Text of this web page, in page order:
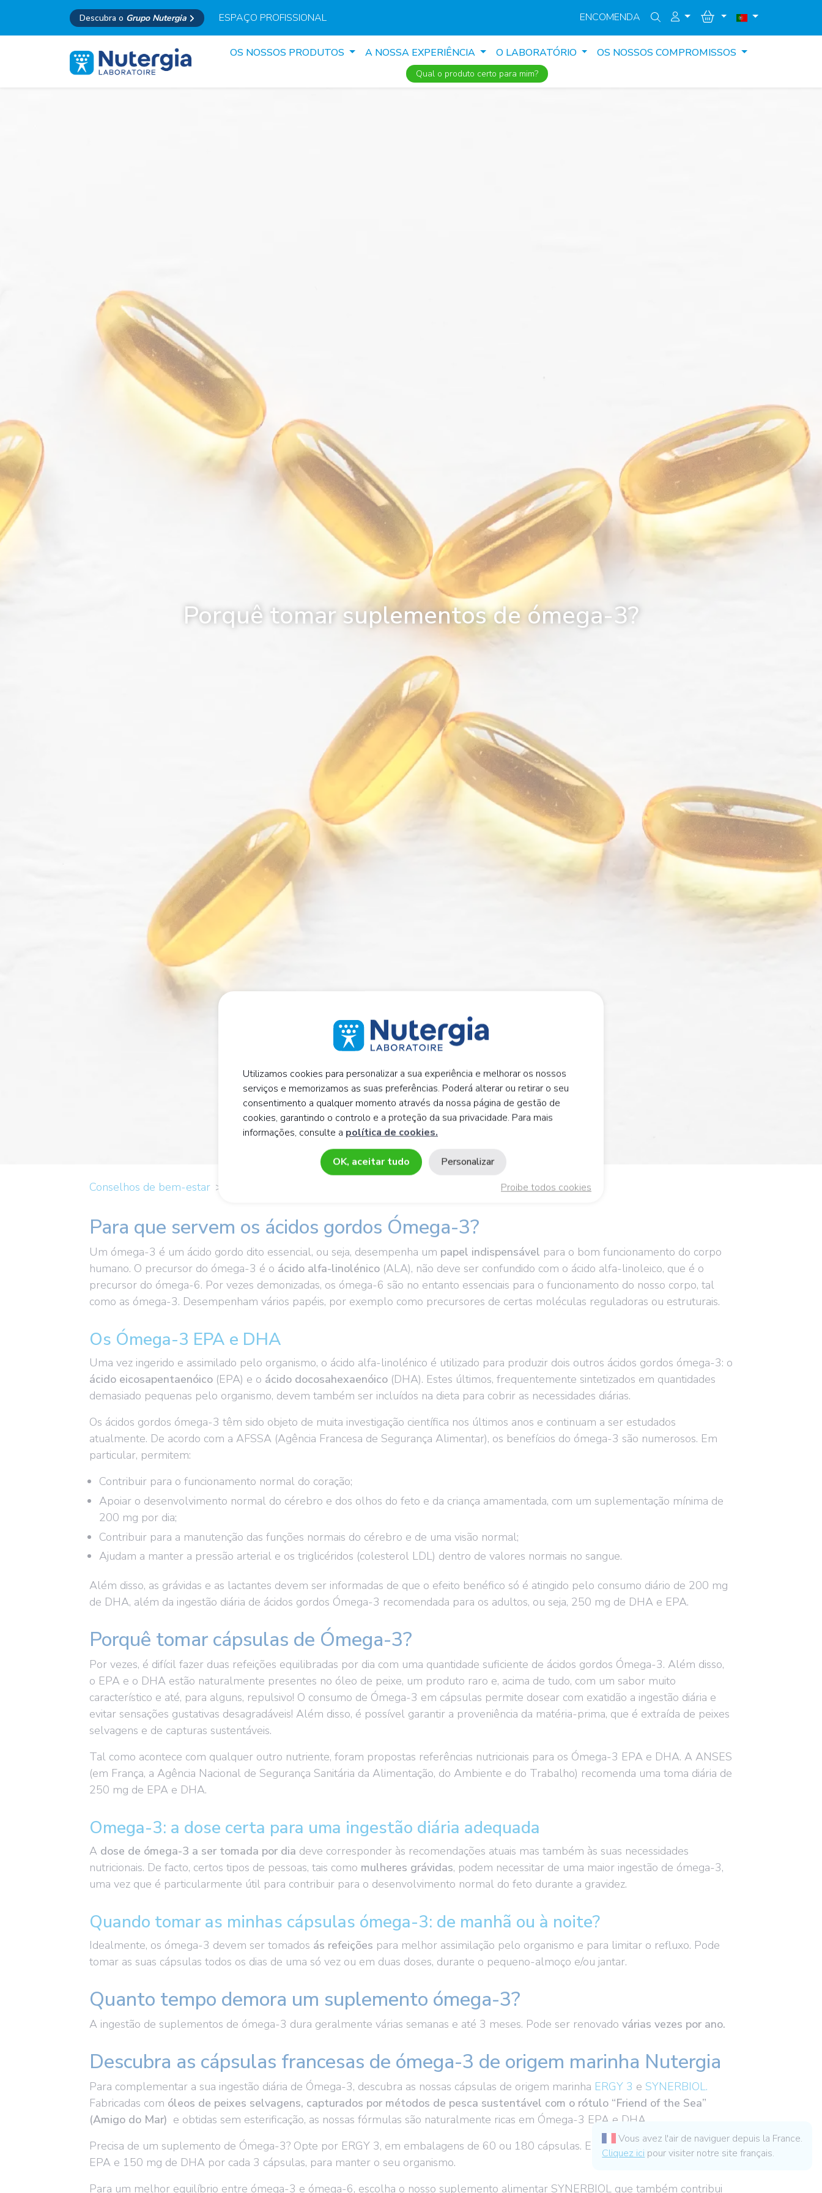
Descubra o Grupo Nutergia ESPAÇO PROFISSIONAL ENCOMENDA
OS NOSSOS PRODUTOS A NOSSA EXPERIÊNCIA O LABORATÓRIO OS NOSSOS COMPROMISSOS
Qual o produto certo para mim?
Porquê tomar suplementos de ómega-3?
Conselhos de bem-estar
Para que servem os ácidos gordos Ómega-3?
Um ómega-3 é um ácido gordo dito essencial, ou seja, desempenha um papel indispensável para o bom funcionamento do corpo
humano. O precursor do ómega-3 é o ácido alfa-linolénico (ALA), não deve ser confundido com o ácido alfa-linoleico, que é o
precursor do ómega-6. Por vezes demonizadas, os ómega-6 são no entanto essenciais para o funcionamento do nosso corpo, tal
como as ómega-3. Desempenham vários papéis, por exemplo como precursores de certas moléculas reguladoras ou estruturais.
Os Ómega-3 EPA e DHA
Uma vez ingerido e assimilado pelo organismo, o ácido alfa-linolénico é utilizado para produzir dois outros ácidos gordos ómega-3: o
ácido eicosapentaenóico (EPA) e o ácido docosahexaenóico (DHA). Estes últimos, frequentemente sintetizados em quantidades
demasiado pequenas pelo organismo, devem também ser incluídos na dieta para cobrir as necessidades diárias.
Os ácidos gordos ómega-3 têm sido objeto de muita investigação científica nos últimos anos e continuam a ser estudados
atualmente. De acordo com a AFSSA (Agência Francesa de Segurança Alimentar), os benefícios do ómega-3 são numerosos. Em
particular, permitem:
Contribuir para o funcionamento normal do coração;
Apoiar o desenvolvimento normal do cérebro e dos olhos do feto e da criança amamentada, com um suplementação mínima de
200 mg por dia;
Contribuir para a manutenção das funções normais do cérebro e de uma visão normal;
Ajudam a manter a pressão arterial e os triglicéridos (colesterol LDL) dentro de valores normais no sangue.
Além disso, as grávidas e as lactantes devem ser informadas de que o efeito benéfico só é atingido pelo consumo diário de 200 mg
de DHA, além da ingestão diária de ácidos gordos Ómega-3 recomendada para os adultos, ou seja, 250 mg de DHA e EPA.
Porquê tomar cápsulas de Ómega-3?
Por vezes, é difícil fazer duas refeições equilibradas por dia com uma quantidade suficiente de ácidos gordos Ómega-3. Além disso,
o EPA e o DHA estão naturalmente presentes no óleo de peixe, um produto raro e, acima de tudo, com um sabor muito
característico e até, para alguns, repulsivo! O consumo de Ómega-3 em cápsulas permite dosear com exatidão a ingestão diária e
evitar sensações gustativas desagradáveis! Além disso, é possível garantir a proveniência da matéria-prima, que é extraída de peixes
selvagens e de capturas sustentáveis.
Tal como acontece com qualquer outro nutriente, foram propostas referências nutricionais para os Ómega-3 EPA e DHA. A ANSES
(em França, a Agência Nacional de Segurança Sanitária da Alimentação, do Ambiente e do Trabalho) recomenda uma toma diária de
250 mg de EPA e DHA.
Omega-3: a dose certa para uma ingestão diária adequada
A dose de ómega-3 a ser tomada por dia deve corresponder às recomendações atuais mas também às suas necessidades
nutricionais. De facto, certos tipos de pessoas, tais como mulheres grávidas, podem necessitar de uma maior ingestão de ómega-3,
uma vez que é particularmente útil para contribuir para o desenvolvimento normal do feto durante a gravidez.
Quando tomar as minhas cápsulas ómega-3: de manhã ou à noite?
Idealmente, os ómega-3 devem ser tomados ás refeições para melhor assimilação pelo organismo e para limitar o refluxo. Pode
tomar as suas cápsulas todos os dias de uma só vez ou em duas doses, durante o pequeno-almoço e/ou jantar.
Quanto tempo demora um suplemento ómega-3?
A ingestão de suplementos de ómega-3 dura geralmente várias semanas e até 3 meses. Pode ser renovado várias vezes por ano.
Descubra as cápsulas francesas de ómega-3 de origem marinha Nutergia
Para complementar a sua ingestão diária de Ómega-3, descubra as nossas cápsulas de origem marinha ERGY 3 e SYNERBIOL.
Fabricadas com óleos de peixes selvagens, capturados por métodos de pesca sustentável com o rótulo “Friend of the Sea”
(Amigo do Mar) e obtidas sem esterificação, as nossas fórmulas são naturalmente ricas em Ómega-3 EPA e DHA.
Precisa de um suplemento de Ómega-3? Opte por ERGY 3, em embalagens de 60 ou 180 cápsulas. ERGY 3 contém 225 mg de
EPA e 150 mg de DHA por cada 3 cápsulas, para manter o seu organismo.
Para um melhor equilíbrio entre ómega-3 e ómega-6, escolha o nosso suplemento alimentar SYNERBIOL que também contribui
Vous avez l'air de naviguer depuis la France.
Cliquez ici pour visiter notre site français.
Utilizamos cookies para personalizar a sua experiência e melhorar os nossos
serviços e memorizamos as suas preferências. Poderá alterar ou retirar o seu
consentimento a qualquer momento através da nossa página de gestão de
cookies, garantindo o controlo e a proteção da sua privacidade. Para mais
informações, consulte a política de cookies.
OK, aceitar tudo
Proibe todos cookies
Personalizar